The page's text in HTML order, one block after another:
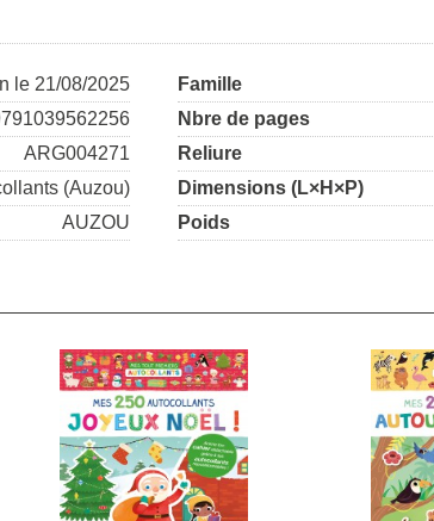
le 21/08/2025
ARG004271
(Auzou)
AUZOU
Famille
Nbre de pages
Reliure
Dimensions (L×H×P)
Poids